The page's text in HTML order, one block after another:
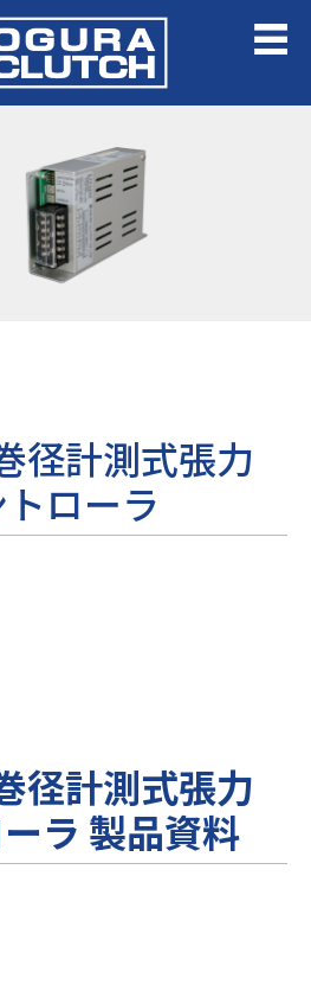
径計測式張力
ローラ
径計測式張力
ラ 製品資料